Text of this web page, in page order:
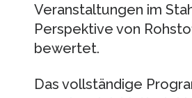
Veranstaltungen im
Perspektive von
bewertet.
Das vollständige